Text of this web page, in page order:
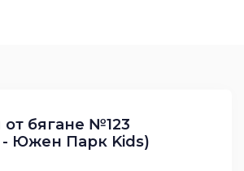
от бягане №123
- Южен Парк Kids)